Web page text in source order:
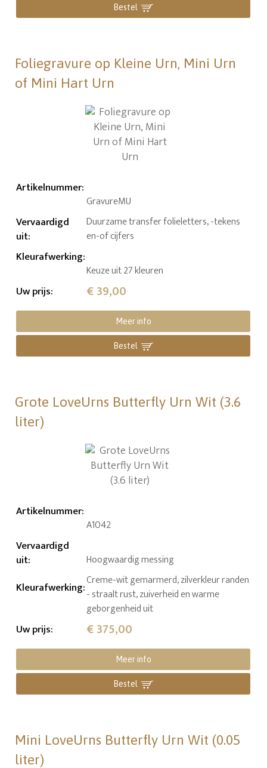
Bestel
Foliegravure op Kleine Urn, Mini Urn
of Mini Hart Urn
Artikelnummer:
GravureMU
Vervaardigd
uit:
Duurzame transfer folieletters, -tekens
en-of cijfers
Kleurafwerking:
Keuze uit 27 kleuren
Uw prijs: € 39,00
Meer info
Bestel
Grote LoveUrns Butterfly Urn Wit (3.6
liter)
Artikelnummer:
A1042
Vervaardigd
uit: Hoogwaardig messing
Kleurafwerking:Creme-wit gemarmerd, zilverkleur randen
- straalt rust, zuiverheid en warme
geborgenheid uit
Uw prijs: € 375,00
Meer info
Bestel
Mini LoveUrns Butterfly Urn Wit (0.05
liter)